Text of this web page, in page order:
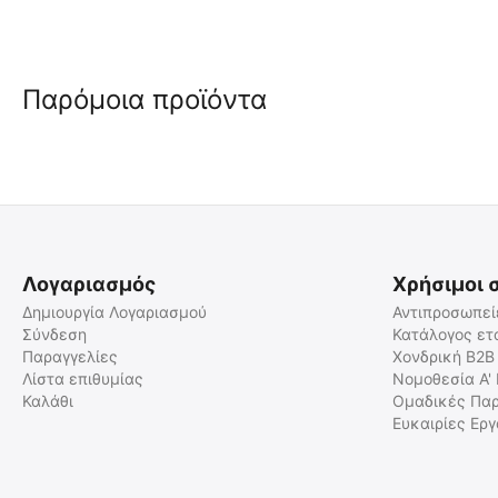
Παρόμοια προϊόντα
ΓΑΝΤΙΑ MECHANIX, M-pact,
Covert, T/S 0.5mm
9020172773
ΓΑΝΤΙΑ MECHANIX, T/S
Άμεσα διαθέσιμο
Λογαριασμός
Δημιουργία Λογαριασμού
Σύνδεση
Παραγγελίες
Λίστα επιθυμίας
Καλάθι
Χρήσιμοι
Κατάλογος
Χονδρική B2B
Νομοθεσία Α'
Ομαδικές
Ευκαιρίες